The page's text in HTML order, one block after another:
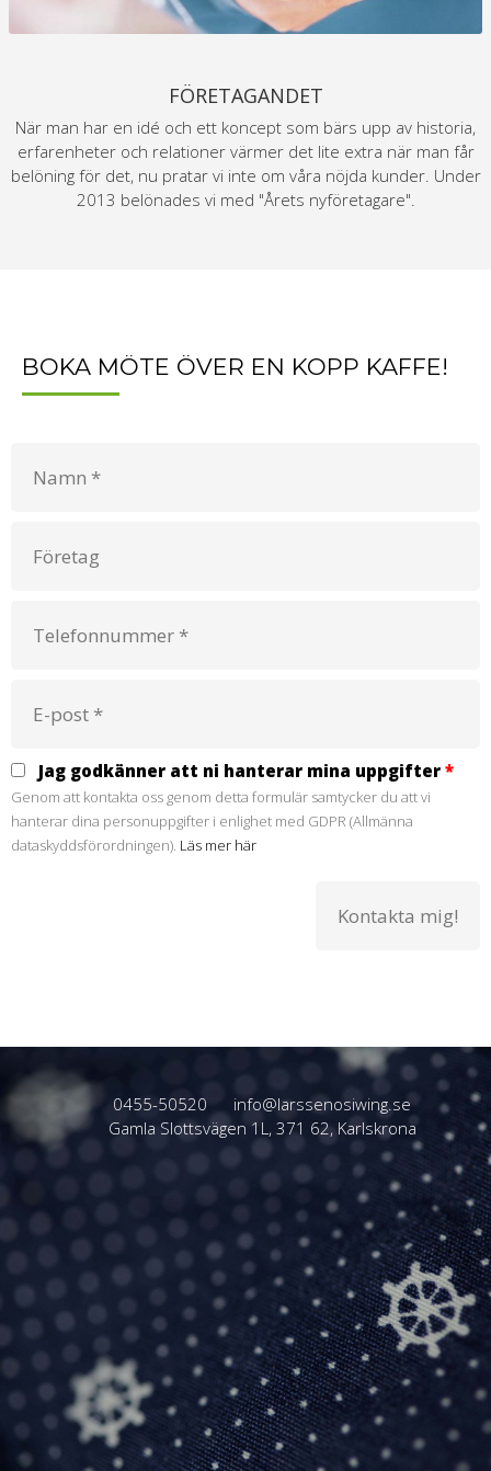
FÖRETAGANDET
När man har en idé och ett koncept som bärs upp av historia,
erfarenheter och relationer värmer det lite extra när man får
belöning för det, nu pratar vi inte om våra nöjda kunder. Under
2013 belönades vi med "Årets nyföretagare".
BOKA MÖTE ÖVER EN KOPP KAFFE!
Jag godkänner att ni hanterar mina uppgifter *
Genom att kontakta oss genom detta formulär samtycker du att vi
hanterar dina personuppgifter i enlighet med GDPR (Allmänna
dataskyddsförordningen). Läs mer här
0455-50520
info@larssenosiwing.se
Gamla Slottsvägen 1L, 371 62, Karlskrona